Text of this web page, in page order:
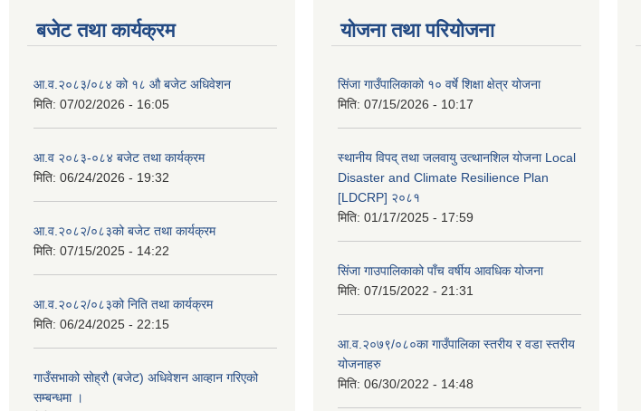
बजेट तथा कार्यक्रम
आ.व.२०८३/०८४ को १८ ‍औ बजेट अधिवेशन
मिति: 07/02/2026 - 16:05
आ.व २०८३-०८४ बजेट तथा कार्यक्रम
मिति: 06/24/2026 - 19:32
आ.व.२०८२/०८३को बजेट तथा कार्यक्रम
मिति: 07/15/2025 - 14:22
आ.व.२०८२/०८३को निति तथा कार्यक्रम
मिति: 06/24/2025 - 22:15
गाउँसभाको सोह्रौ (बजेट) अधिवेशन आव्हान गरिएको
सम्बन्धमा ।
योजना तथा परियोजना
सिंजा गाउँपालिकाको १० वर्षे शिक्षा क्षेत्र योजना
मिति: 07/15/2026 - 10:17
स्थानीय विपद् तथा जलवायु उत्थानशिल योजना Local
Disaster and Climate Resilience Plan
[LDCRP] २०८१
मिति: 01/17/2025 - 17:59
सिंजा गाउपालिकाको पाँच वर्षीय आवधिक योजना
मिति: 07/15/2022 - 21:31
आ.व.२०७९/०८०का गाउँपालिका स्तरीय र वडा स्तरीय
योजनाहरु
मिति: 06/30/2022 - 14:48